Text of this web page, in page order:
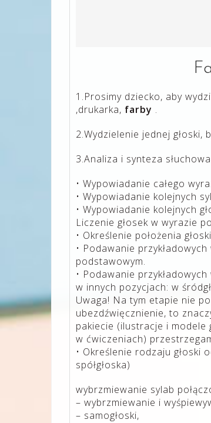
1.Prosimy dziecko, aby
,drukarka, farby .
2.Wydzielenie jednej
3.Analiza i synteza
• Wypowiadanie całego
• Wypowiadanie kolejnych
• Wypowiadanie kolejnych
Liczenie głosek w wyrazie
• Określenie położenia
• Podawanie
podstawowym.
• Podawanie
w innych pozycjach: w
Uwaga! Na tym etapie nie
ubezdźwięcznienie, to
pakiecie (ilustracje i
w ćwiczeniach)
• Określenie rodzaju głoski
spółgłoska)
wybrzmiewanie sylab
– wybrzmiewanie i
– samogłoski,